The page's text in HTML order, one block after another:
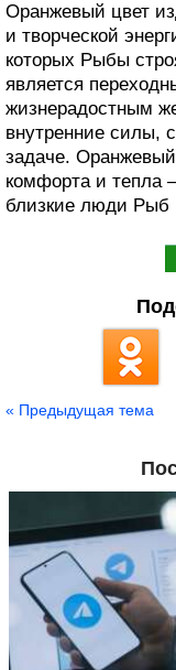
Оранжевый цвет
и творческой
которых Рыбы
является
жизнерадостным
внутренние силы,
задаче.
комфорта и тепла
близкие люди
« Предыдущая тема